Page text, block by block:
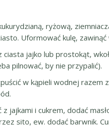
ryżową,
Uformować kulę,
ciasta jajko lub prostokąt,
pilnować, by nie przypalić).
w kąpieli wodnej
z jajkami i cukrem, dodać
sito, ew. dodać barwnik.